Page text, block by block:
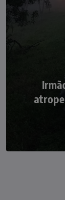
Nádia